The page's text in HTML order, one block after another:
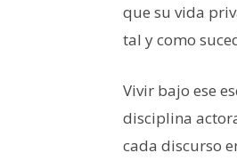
que su vida
tal y como
Vivir bajo ese
disciplina
cada discurso